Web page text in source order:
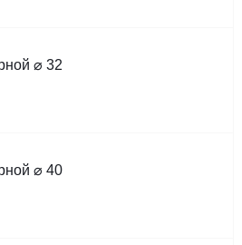
⌀ 32
⌀ 40